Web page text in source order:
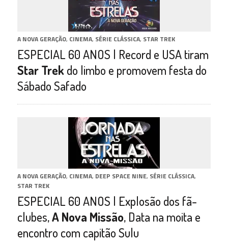
A NOVA GERAÇÃO, CINEMA, SÉRIE CLÁSSICA, STAR TREK
ESPECIAL 60 ANOS | Record e USA tiram
Star Trekdo limbo e promovem festa do
Sábado Safado
A NOVA GERAÇÃO, CINEMA, DEEP SPACE NINE, SÉRIE CLÁSSICA,
STAR TREK
ESPECIAL 60 ANOS | Explosão dos fã-
clubes,A Nova Missão, Data na moita e
encontro com capitão Sulu